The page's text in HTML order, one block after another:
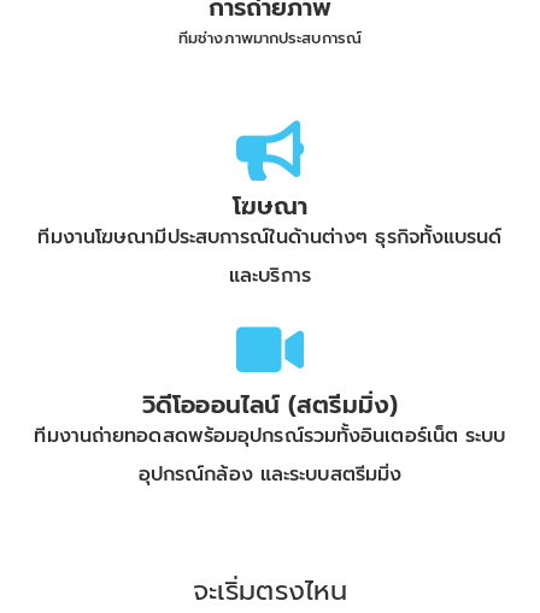
การถ่ายภาพ
ทีมช่างภาพมากประสบการณ์
โฆษณา
ทีมงานโฆษณามีประสบการณ์ในด้านต่างๆ ธุรกิจทั้งแบรนด์
และบริการ
วิดีโอออนไลน์ (สตรีมมิ่ง)
ทีมงานถ่ายทอดสดพร้อมอุปกรณ์รวมทั้งอินเตอร์เน็ต ระบบ
อุปกรณ์กล้อง และระบบสตรีมมิ่ง
จะเริ่มตรงไหน